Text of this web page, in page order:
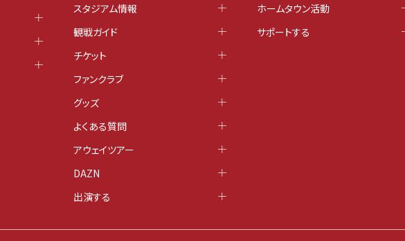
スタジアム情報
観戦ガイド
チケット
ファンクラブ
グッズ
よくある質問
アウェイツアー
DAZN
出演する
ホームタウン活動
サポートする